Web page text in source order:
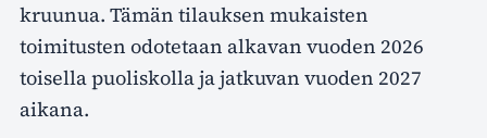
kruunua. Tämän tilauksen mukaisten
toimitusten odotetaan alkavan vuoden 2026
toisella puoliskolla ja jatkuvan vuoden 2027
aikana.